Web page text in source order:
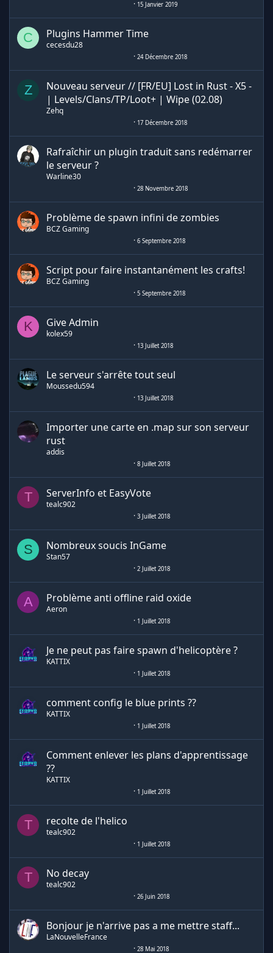
15 Janvier 2019
C Plugins Hammer Time
cecesdu28
24 Décembre 2018
Z
Nouveau serveur // [FR/EU] Lost in Rust - X5 -
| Levels/Clans/TP/Loot+ | Wipe (02.08)
Zehq
17 Décembre 2018
Rafraîchir un plugin traduit sans redémarrer
le serveur ?
Warline30
28 Novembre 2018
Problème de spawn infini de zombies
BCZ Gaming
6 Septembre 2018
Script pour faire instantanément les crafts!
BCZ Gaming
5 Septembre 2018
K Give Admin
kolex59
13 Juillet 2018
Le serveur s'arrête tout seul
Moussedu594
13 Juillet 2018
Importer une carte en .map sur son serveur
rust
addis
8 Juillet 2018
T ServerInfo et EasyVote
tealc902
3 Juillet 2018
S Nombreux soucis InGame
Stan57
2 Juillet 2018
A Problème anti offline raid oxide
Aeron
1 Juillet 2018
Je ne peut pas faire spawn d'helicoptère ?
KATTIX
1 Juillet 2018
comment config le blue prints ??
KATTIX
1 Juillet 2018
Comment enlever les plans d'apprentissage
??
KATTIX
1 Juillet 2018
T recolte de l'helico
tealc902
1 Juillet 2018
T No decay
tealc902
26 Juin 2018
Bonjour je n'arrive pas a me mettre staff...
LaNouvelleFrance
28 Mai 2018